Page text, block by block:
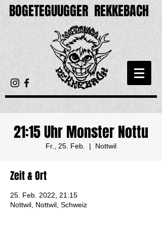
BOGETEGUUGGER REKKEBACH
21:15 Uhr Monster Nottu
Fr., 25. Feb.
  |
Nottwil
Zeit & Ort
25. Feb. 2022, 21:15
Nottwil, Nottwil, Schweiz